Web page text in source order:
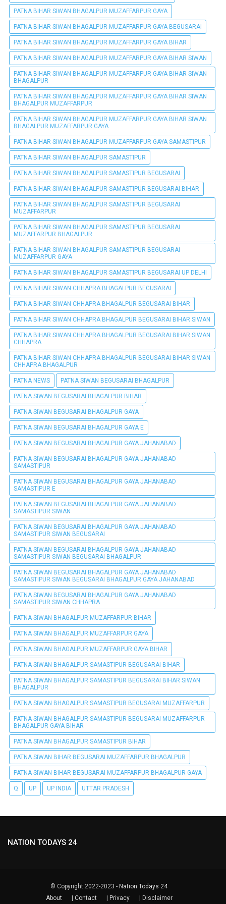
PATNA BIHAR SIWAN BHAGALPUR MUZAFFARPUR GAYA
PATNA BIHAR SIWAN BHAGALPUR MUZAFFARPUR GAYA BEGUSARAI
PATNA BIHAR SIWAN BHAGALPUR MUZAFFARPUR GAYA BIHAR
PATNA BIHAR SIWAN BHAGALPUR MUZAFFARPUR GAYA BIHAR SIWAN
PATNA BIHAR SIWAN BHAGALPUR MUZAFFARPUR GAYA BIHAR SIWAN
BHAGALPUR
PATNA BIHAR SIWAN BHAGALPUR MUZAFFARPUR GAYA BIHAR SIWAN
BHAGALPUR MUZAFFARPUR
PATNA BIHAR SIWAN BHAGALPUR MUZAFFARPUR GAYA BIHAR SIWAN
BHAGALPUR MUZAFFARPUR GAYA
PATNA BIHAR SIWAN BHAGALPUR MUZAFFARPUR GAYA SAMASTIPUR
PATNA BIHAR SIWAN BHAGALPUR SAMASTIPUR
PATNA BIHAR SIWAN BHAGALPUR SAMASTIPUR BEGUSARAI
PATNA BIHAR SIWAN BHAGALPUR SAMASTIPUR BEGUSARAI BIHAR
PATNA BIHAR SIWAN BHAGALPUR SAMASTIPUR BEGUSARAI
MUZAFFARPUR
PATNA BIHAR SIWAN BHAGALPUR SAMASTIPUR BEGUSARAI
MUZAFFARPUR BHAGALPUR
PATNA BIHAR SIWAN BHAGALPUR SAMASTIPUR BEGUSARAI
MUZAFFARPUR GAYA
PATNA BIHAR SIWAN BHAGALPUR SAMASTIPUR BEGUSARAI UP DELHI
PATNA BIHAR SIWAN CHHAPRA BHAGALPUR BEGUSARAI
PATNA BIHAR SIWAN CHHAPRA BHAGALPUR BEGUSARAI BIHAR
PATNA BIHAR SIWAN CHHAPRA BHAGALPUR BEGUSARAI BIHAR SIWAN
PATNA BIHAR SIWAN CHHAPRA BHAGALPUR BEGUSARAI BIHAR SIWAN
CHHAPRA
PATNA BIHAR SIWAN CHHAPRA BHAGALPUR BEGUSARAI BIHAR SIWAN
CHHAPRA BHAGALPUR
PATNA NEWS PATNA SIWAN BEGUSARAI BHAGALPUR
PATNA SIWAN BEGUSARAI BHAGALPUR BIHAR
PATNA SIWAN BEGUSARAI BHAGALPUR GAYA
PATNA SIWAN BEGUSARAI BHAGALPUR GAYA E
PATNA SIWAN BEGUSARAI BHAGALPUR GAYA JAHANABAD
PATNA SIWAN BEGUSARAI BHAGALPUR GAYA JAHANABAD
SAMASTIPUR
PATNA SIWAN BEGUSARAI BHAGALPUR GAYA JAHANABAD
SAMASTIPUR E
PATNA SIWAN BEGUSARAI BHAGALPUR GAYA JAHANABAD
SAMASTIPUR SIWAN
PATNA SIWAN BEGUSARAI BHAGALPUR GAYA JAHANABAD
SAMASTIPUR SIWAN BEGUSARAI
PATNA SIWAN BEGUSARAI BHAGALPUR GAYA JAHANABAD
SAMASTIPUR SIWAN BEGUSARAI BHAGALPUR
PATNA SIWAN BEGUSARAI BHAGALPUR GAYA JAHANABAD
SAMASTIPUR SIWAN BEGUSARAI BHAGALPUR GAYA JAHANABAD
PATNA SIWAN BEGUSARAI BHAGALPUR GAYA JAHANABAD
SAMASTIPUR SIWAN CHHAPRA
PATNA SIWAN BHAGALPUR MUZAFFARPUR BIHAR
PATNA SIWAN BHAGALPUR MUZAFFARPUR GAYA
PATNA SIWAN BHAGALPUR MUZAFFARPUR GAYA BIHAR
PATNA SIWAN BHAGALPUR SAMASTIPUR BEGUSARAI BIHAR
PATNA SIWAN BHAGALPUR SAMASTIPUR BEGUSARAI BIHAR SIWAN
BHAGALPUR
PATNA SIWAN BHAGALPUR SAMASTIPUR BEGUSARAI MUZAFFARPUR
PATNA SIWAN BHAGALPUR SAMASTIPUR BEGUSARAI MUZAFFARPUR
BHAGALPUR GAYA BIHAR
PATNA SIWAN BHAGALPUR SAMASTIPUR BIHAR
PATNA SIWAN BIHAR BEGUSARAI MUZAFFARPUR BHAGALPUR
PATNA SIWAN BIHAR BEGUSARAI MUZAFFARPUR BHAGALPUR GAYA
Q UP UP INDIA UTTAR PRADESH
NATION TODAYS 24
© Copyright 2022-2023 - Nation Todays 24
About
Contact Privacy Disclaimer